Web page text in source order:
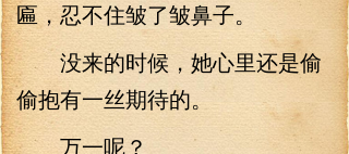
匾，忍不住皱了皱鼻子。
没来的时候，她心里还是偷
偷抱有一丝期待的。
万一呢？